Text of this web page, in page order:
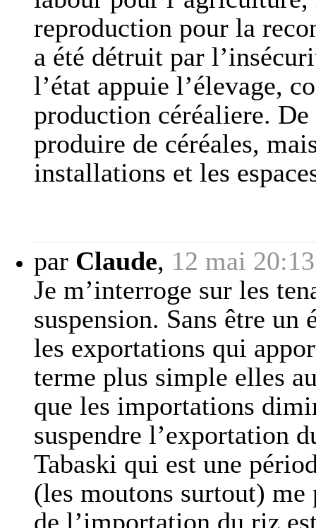
reproduction pour la
a été détruit par
l’état appuie l’élevage,
production céréaliere.
produire de céréales,
installations et les
par Claude, 12 mai 20:13
Je m’interroge sur les
suspension. Sans être un
les exportations qui
terme plus simple elles
que les importations
suspendre l’exportation
Tabaski qui est une
(les moutons surtout)
de l’importation du riz